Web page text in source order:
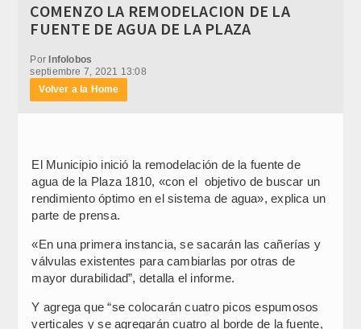
COMENZO LA REMODELACION DE LA
FUENTE DE AGUA DE LA PLAZA
Por Infolobos
septiembre 7, 2021 13:08
Volver a la Home
El Municipio inició la remodelación de la fuente de
agua de la Plaza 1810, «con el objetivo de buscar un
rendimiento óptimo en el sistema de agua», explica un
parte de prensa.
«En una primera instancia, se sacarán las cañerías y
válvulas existentes para cambiarlas por otras de
mayor durabilidad”, detalla el informe.
Y agrega que “se colocarán cuatro picos espumosos
verticales y se agregarán cuatro al borde de la fuente,